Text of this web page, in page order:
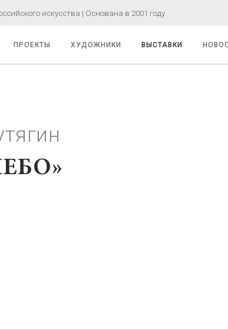
искусства | Основана в 2001 году
ПРОЕКТЫ ХУДОЖНИКИ ВЫСТАВКИ